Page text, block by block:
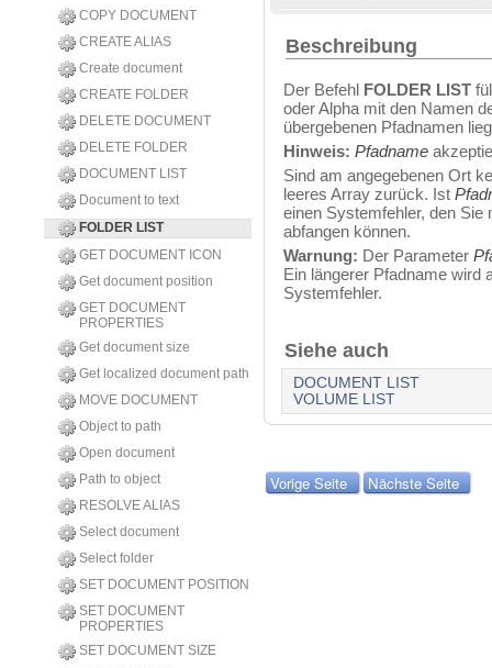
COPY DOCUMENT
CREATE ALIAS
Create document
CREATE FOLDER
DELETE DOCUMENT
DELETE FOLDER
DOCUMENT LIST
Document to text
FOLDER LIST
GET DOCUMENT ICON
Get document position
GET DOCUMENT
PROPERTIES
Get document size
Get localized document path
MOVE DOCUMENT
Object to path
Open document
Path to object
RESOLVE ALIAS
Select document
Select folder
SET DOCUMENT POSITION
SET DOCUMENT
PROPERTIES
SET DOCUMENT SIZE
Beschreibung
Der Befehl FOLDER LIST
oder Alpha mit den Namen
übergebenen Pfadnamen
Hinweis: Pfadname
Sind am angegebenen Ort
leeres Array zurück. Ist
einen Systemfehler, den
abfangen können.
Warnung: Der Parameter
Ein längerer Pfadname wird
Systemfehler.
Siehe auch
DOCUMENT LIST
VOLUME LIST
Vorige Seite Nächste Seite